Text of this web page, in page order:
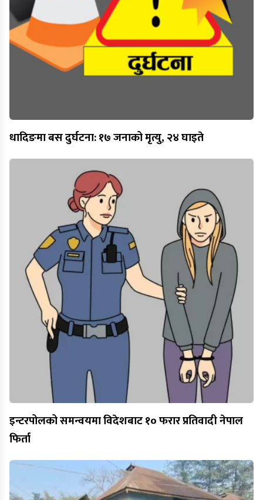
धादिङमा बस दुर्घटना: १७ जनाको मृत्यु, २४ घाइते
इन्टरपोलको समन्वयमा विदेशबाट १० फरार प्रतिवादी नेपाल
फिर्ता